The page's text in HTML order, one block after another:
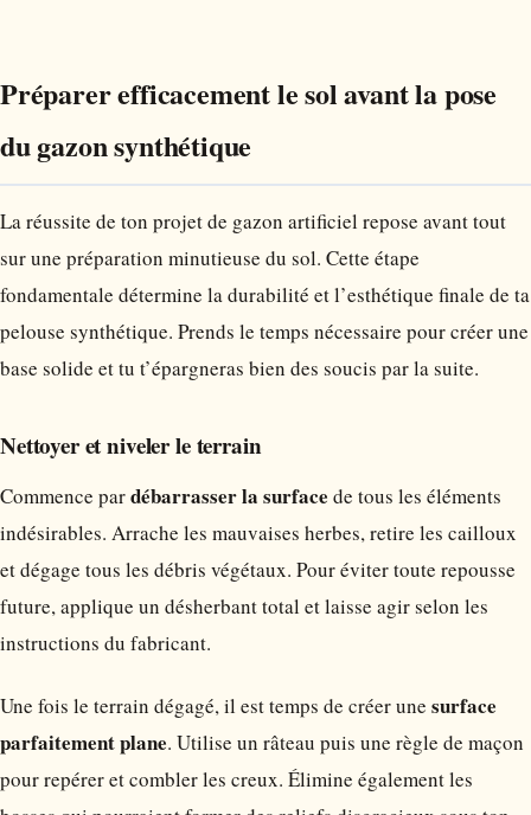
Préparer efficacement le sol avant la pose
du gazon synthétique
La réussite de ton projet de gazon artificiel repose avant tout
sur une préparation minutieuse du sol. Cette étape
fondamentale détermine la durabilité et l’esthétique finale de ta
pelouse synthétique. Prends le temps nécessaire pour créer une
base solide et tu t’épargneras bien des soucis par la suite.
Nettoyer et niveler le terrain
Commence pardébarrasser la surface de tous les éléments
indésirables. Arrache les mauvaises herbes, retire les cailloux
et dégage tous les débris végétaux. Pour éviter toute repousse
future, applique un désherbant total et laisse agir selon les
instructions du fabricant.
Une fois le terrain dégagé, il est temps de créer une surface
parfaitement plane. Utilise un râteau puis une règle de maçon
pour repérer et combler les creux. Élimine également les